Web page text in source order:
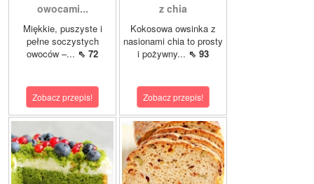
owocami...
Miękkie, puszyste i
pełne soczystych
owoców –... ⇖ 72
Zobacz przepis!
z chia
Kokosowa owsinka z
nasionami chia to prosty
i pożywny... ⇖ 93
Zobacz przepis!